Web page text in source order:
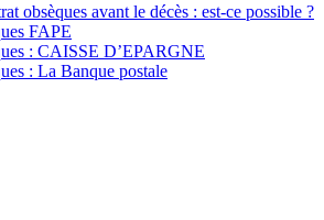
obsèques avant le décès : est-ce possible ?
FAPE
: CAISSE D’EPARGNE
: La Banque postale